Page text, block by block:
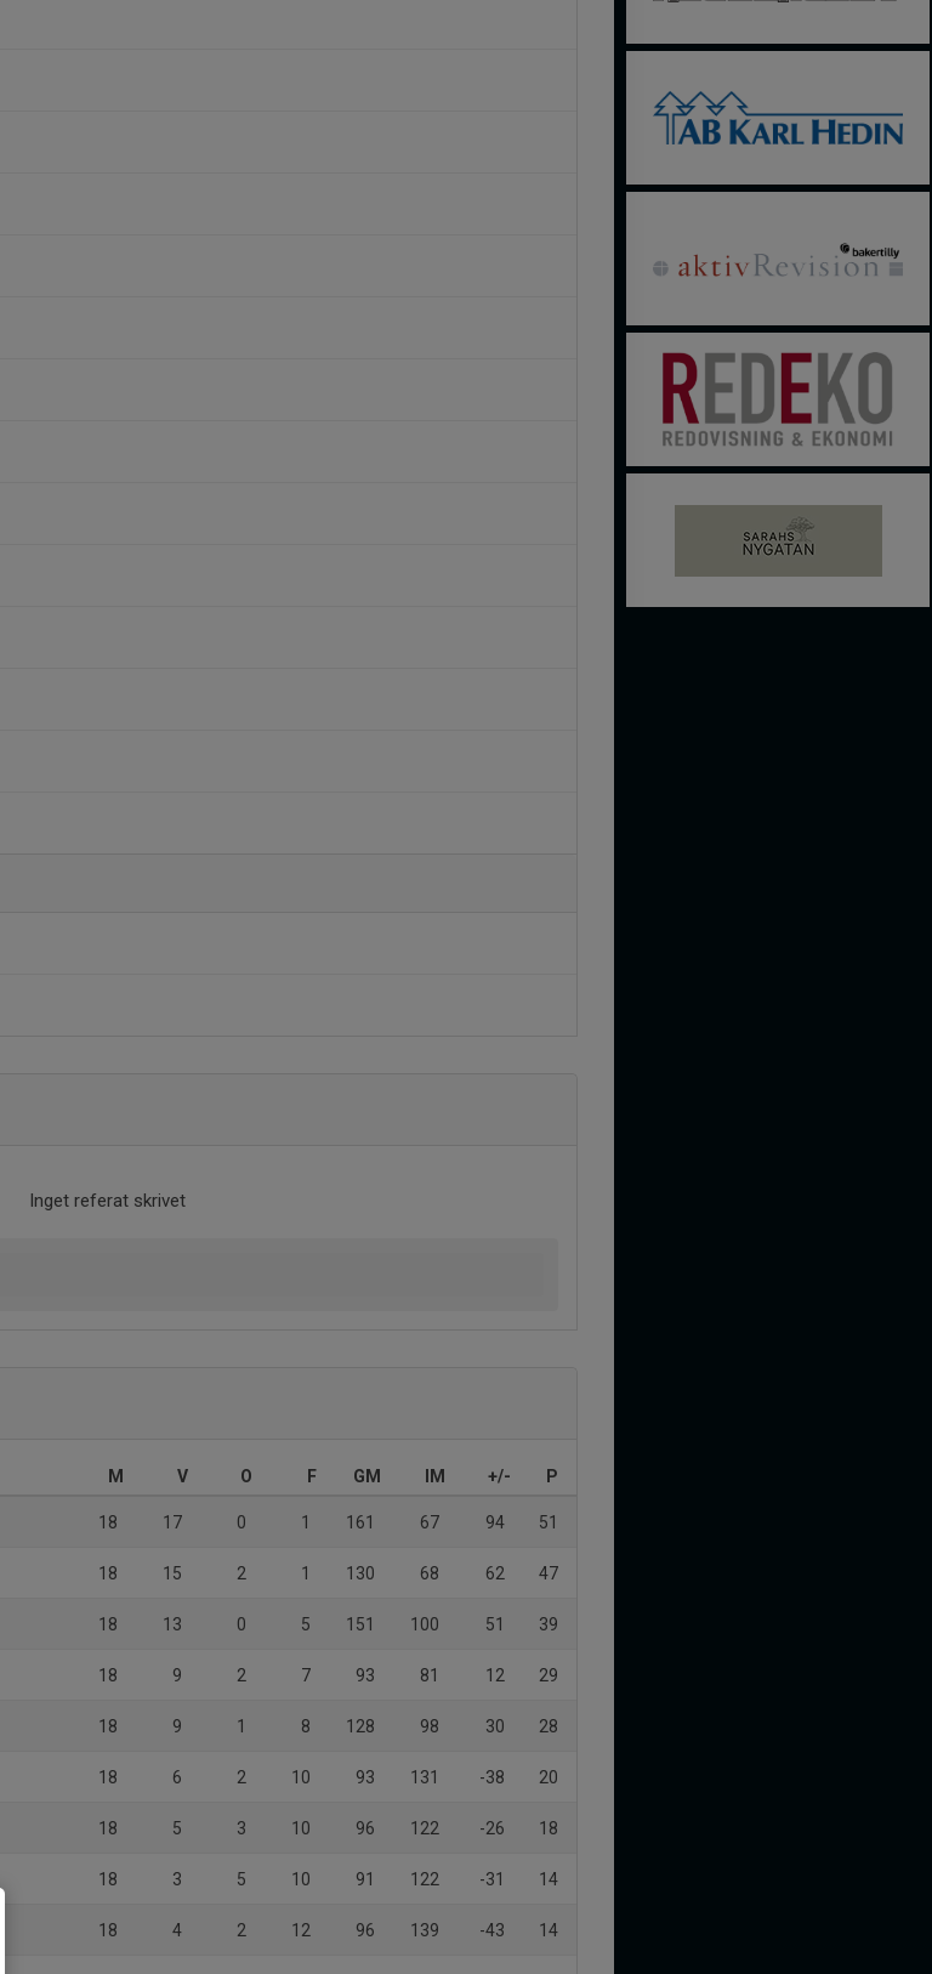
Inget referat skrivet
M V O F GM IM +/- P
18 17 0 1 161 67 94 51
18 15 2 1 130 68 62 47
18 13 0 5 151 100 51 39
18 9 2 7 93 81 12 29
18 9 1 8 128 98 30 28
18 6 2 10 93 131 -38 20
18 5 3 10 96 122 -26 18
18 3 5 10 91 122 -31 14
18 4 2 12 96 139 -43 14